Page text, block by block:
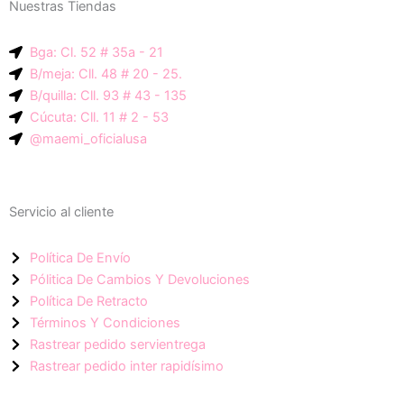
-
i
c
o
n
a
c
e
b
o
o
k
r
a
m
p
p
Nuestras Tiendas
Bga: Cl. 52 # 35a - 21
B/meja: Cll. 48 # 20 - 25.
B/quilla: Cll. 93 # 43 - 135
Cúcuta: Cll. 11 # 2 - 53
@maemi_oficialusa
Servicio al cliente
Política De Envío
Pólitica De Cambios Y Devoluciones
Política De Retracto
Términos Y Condiciones
Rastrear pedido servientrega
Rastrear pedido inter rapidísimo